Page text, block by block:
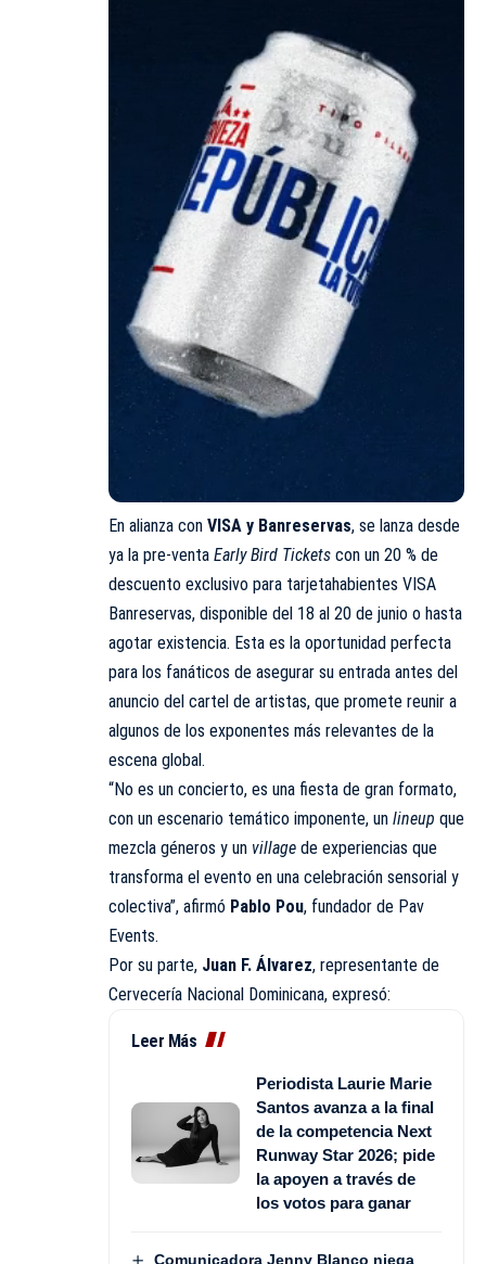
En alianza con VISA y Banreservas, se lanza desde
ya la pre-venta Early Bird Tickets con un 20 % de
descuento exclusivo para tarjetahabientes VISA
Banreservas, disponible del 18 al 20 de junio o hasta
agotar existencia. Esta es la oportunidad perfecta
para los fanáticos de asegurar su entrada antes del
anuncio del cartel de artistas, que promete reunir a
algunos de los exponentes más relevantes de la
escena global.
“No es un concierto, es una fiesta de gran formato,
con un escenario temático imponente, un lineup que
mezcla géneros y un village de experiencias que
transforma el evento en una celebración sensorial y
colectiva”, afirmó Pablo Pou, fundador de Pav
Events.
Por su parte, Juan F. Álvarez, representante de
Cervecería Nacional Dominicana, expresó:
Leer Más
Periodista Laurie Marie
Santos avanza a la final
de la competencia Next
Runway Star 2026; pide
la apoyen a través de
los votos para ganar
Comunicadora Jenny Blanco niega